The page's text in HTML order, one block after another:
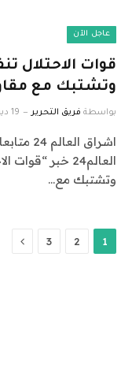
عاجل الآن
قوات الاحتلال
وتشتبك مع
بواسطة فريق التحرير 19 ديسمبر، 2024
اشراق
العالم24 خبر
وتشتبك مع…
1
2
3 التالي